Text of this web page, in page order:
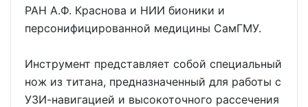
РАН А.Ф. Краснова и НИИ бионики и
персонифицированной медицины СамГМУ.
Инструмент представляет собой специальный
нож из титана, предназначенный для работы с
УЗИ-навигацией и высокоточного рассечения